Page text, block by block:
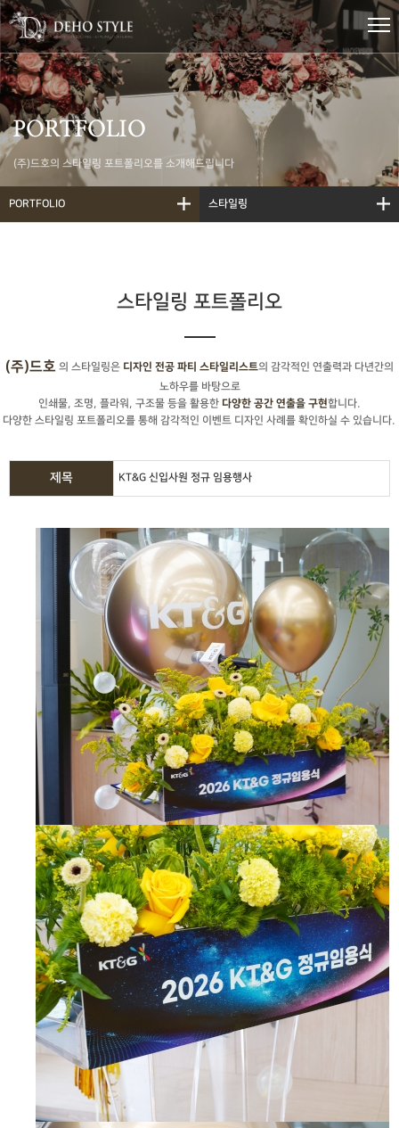
PORTFOLIO
(주)드호의 스타일링 포트폴리오를 소개해드립니다
PORTFOLIO 스타일링
스타일링 포트폴리오
(주)드호 의 스타일링은 디자인 전공 파티 스타일리스트의 감각적인 연출력과 다년간의
노하우를 바탕으로
인쇄물, 조명, 플라워, 구조물 등을 활용한 다양한 공간 연출을 구현합니다.
다양한 스타일링 포트폴리오를 통해 감각적인 이벤트 디자인 사례를 확인하실 수 있습니다.
제목 KT&G 신입사원 정규 임용행사